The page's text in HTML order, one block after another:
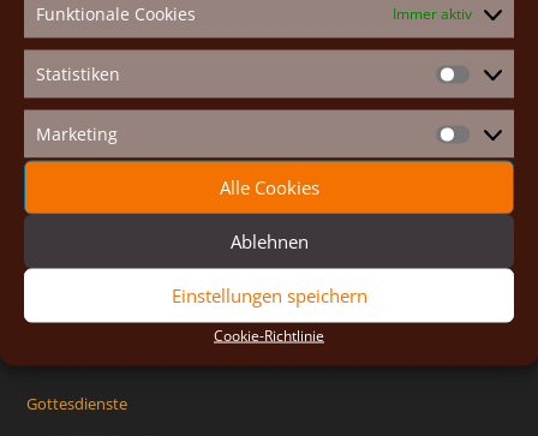
Funktionale Cookies Immer aktiv
Statistiken
Marketing Marketing
Alle Cookies
Ablehnen
Einstellungen speichern
Cookie-Richtlinie
Priorat Maria Königin
Hauptplatz 26
brueder@johannesgemeinschaft.at
Cookie-Richtlinie (EU)
Gottesdienste